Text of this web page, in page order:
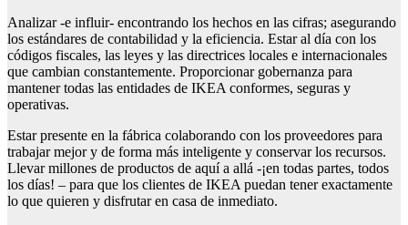
Analizar -e influir- encontrando los hechos en las cifras; asegurando
los estándares de contabilidad y la eficiencia. Estar al día con los
códigos fiscales, las leyes y las directrices locales e internacionales
que cambian constantemente. Proporcionar gobernanza para
mantener todas las entidades de IKEA conformes, seguras y
operativas.
Estar presente en la fábrica colaborando con los proveedores para
trabajar mejor y de forma más inteligente y conservar los recursos.
Llevar millones de productos de aquí a allá -¡en todas partes, todos
los días! – para que los clientes de IKEA puedan tener exactamente
lo que quieren y disfrutar en casa de inmediato.